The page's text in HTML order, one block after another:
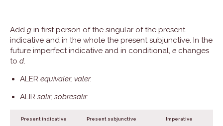
Add g in first person of the singular of the present
indicative and in the whole the present subjunctive. In the
future imperfect indicative and in conditional, e changes
to d.
ALER equivaler, valer.
ALIR salir, sobresalir.
Present indicative Present subjunctive Imperative